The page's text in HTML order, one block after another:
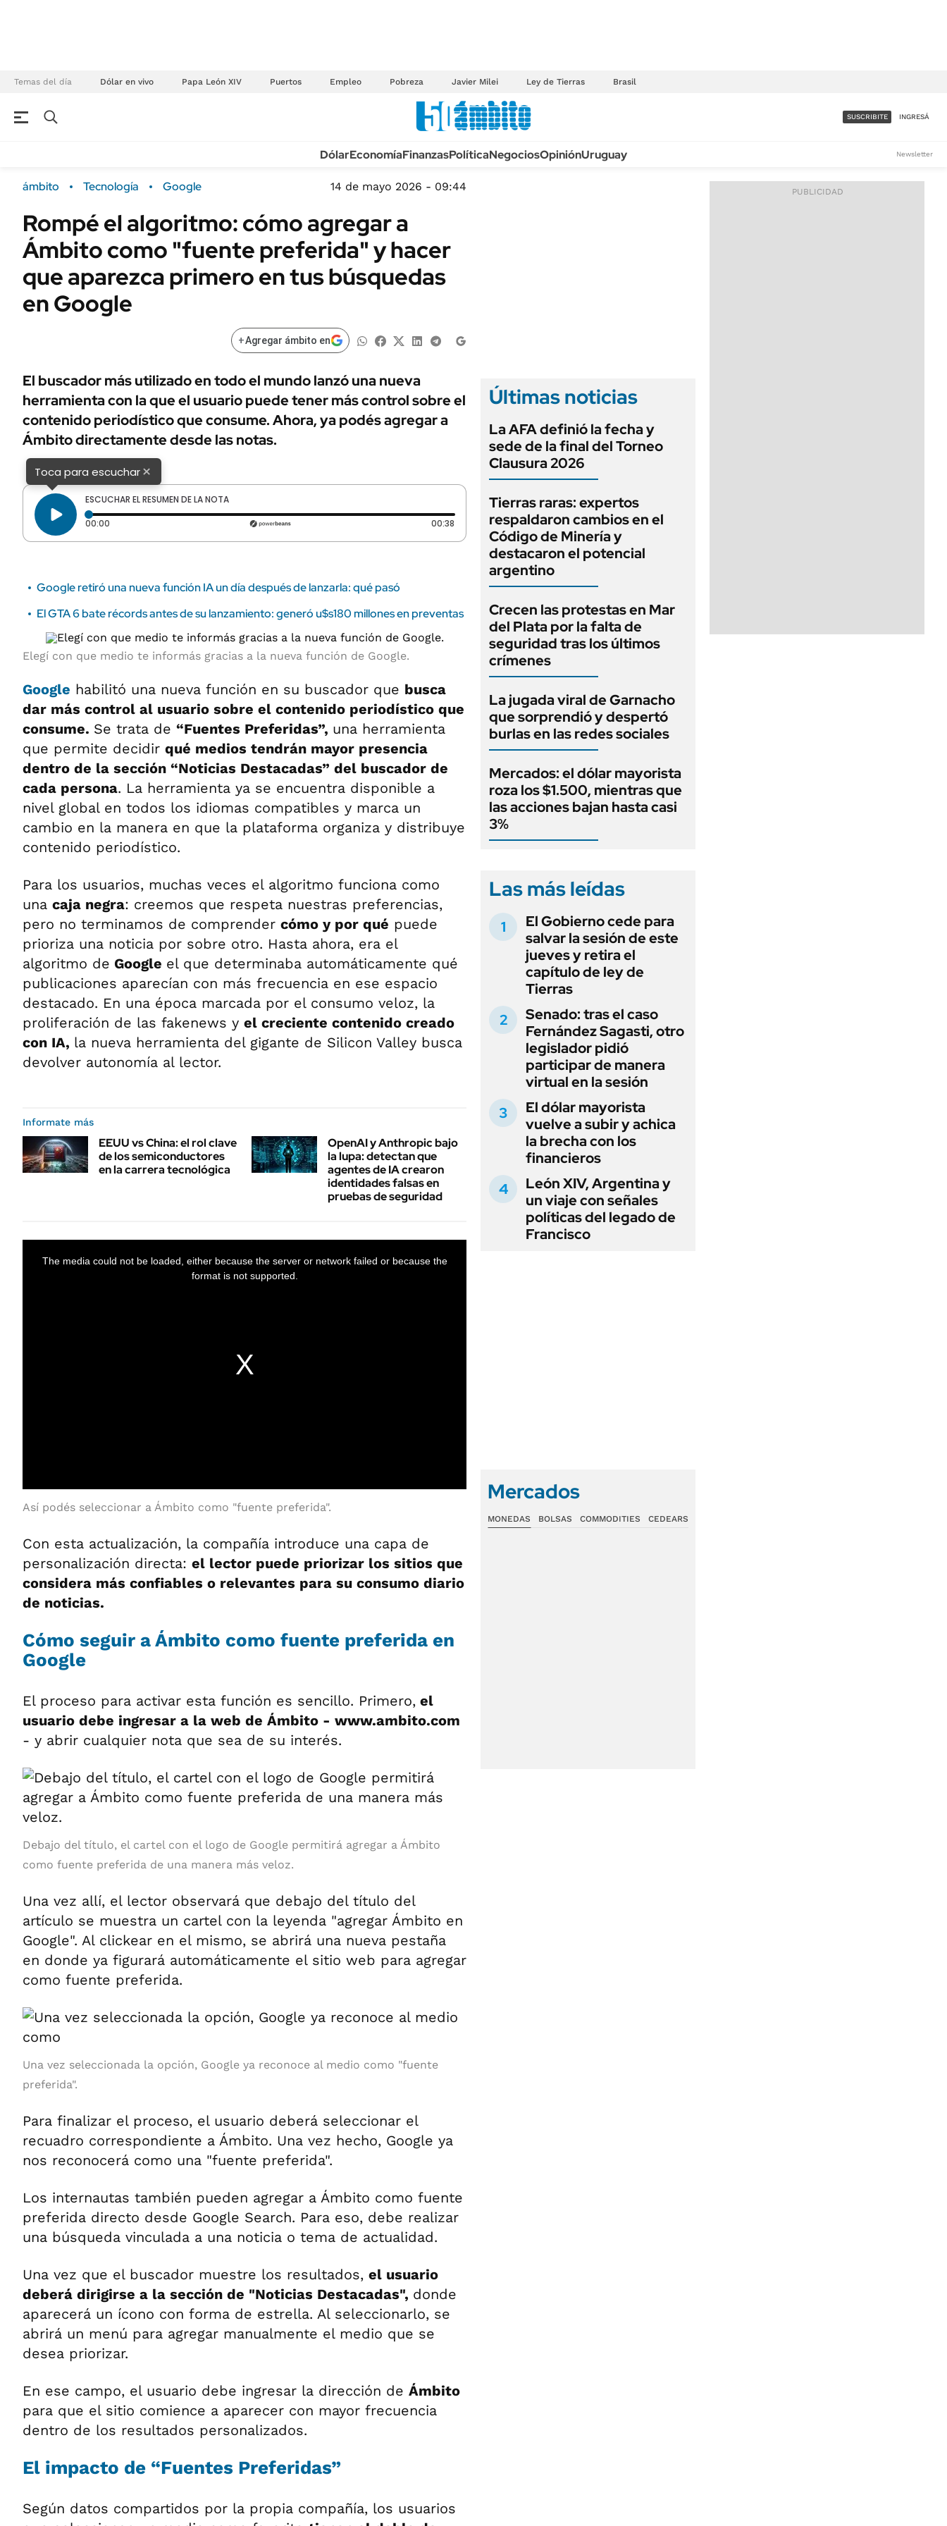
Temas del día Dólar en vivo Papa León XIV Puertos Empleo Pobreza Javier Milei Ley de Tierras Brasil
Campo
FINANZAS
Dólar
Mercados
Sustentabilidad
ENERGY REPORT
POLÍTICA
Municipios
TECNOLOGÍA
MÉXICO
MUNDO
INFORMACIÓN GENERAL
ESPECTÁCULOS
AUTOS
ACCESO FULL - $1.800/MES
SUSCRIBITE INGRESÁ
DólarEconomíaFinanzasPolíticaNegociosOpiniónUruguay Newsletter
ámbito Tecnología Google 14 de mayo 2026 - 09:44
Rompé el algoritmo: cómo agregar a
Ámbito como "fuente preferida" y hacer
que aparezca primero en tus búsquedas
en Google
+Agregar ámbito en
El buscador más utilizado en todo el mundo lanzó una nueva
herramienta con la que el usuario puede tener más control sobre el
contenido periodístico que consume. Ahora, ya podés agregar a
Ámbito directamente desde las notas.
Toca para escuchar×
ESCUCHAR EL RESUMEN DE LA NOTA
00:00 Tiempo transcurrido: 0 segundos 00:38Duración: 38 segundos
Google retiró una nueva función IA un día después de lanzarla: qué pasó
El GTA 6 bate récords antes de su lanzamiento: generó u$s180 millones en preventas
Elegí con que medio te informás gracias a la nueva función de Google.
Google habilitó una nueva función en su buscador que busca
dar más control al usuario sobre el contenido periodístico que
consume. Se trata de “Fuentes Preferidas”, una herramienta
que permite decidir qué medios tendrán mayor presencia
dentro de la sección “Noticias Destacadas” del buscador de
cada persona. La herramienta ya se encuentra disponible a
nivel global en todos los idiomas compatibles y marca un
cambio en la manera en que la plataforma organiza y distribuye
contenido periodístico.
Para los usuarios, muchas veces el algoritmo funciona como
una caja negra: creemos que respeta nuestras preferencias,
pero no terminamos de comprender cómo y por qué puede
prioriza una noticia por sobre otro. Hasta ahora, era el
algoritmo de Google el que determinaba automáticamente qué
publicaciones aparecían con más frecuencia en ese espacio
destacado. En una época marcada por el consumo veloz, la
proliferación de las fakenews y el creciente contenido creado
con IA, la nueva herramienta del gigante de Silicon Valley busca
devolver autonomía al lector.
Informate más
EEUU vs China: el rol clave
de los semiconductores
en la carrera tecnológica
OpenAI y Anthropic bajo
la lupa: detectan que
agentes de IA crearon
identidades falsas en
pruebas de seguridad
Así podés seleccionar a Ámbito como "fuente preferida".
Con esta actualización, la compañía introduce una capa de
personalización directa: el lector puede priorizar los sitios que
considera más confiables o relevantes para su consumo diario
de noticias.
Cómo seguir a Ámbito como fuente preferida en
Google
El proceso para activar esta función es sencillo. Primero, el
usuario debe ingresar a la web de Ámbito - www.ambito.com
- y abrir cualquier nota que sea de su interés.
Debajo del título, el cartel con el logo de Google permitirá agregar a Ámbito
como fuente preferida de una manera más veloz.
Una vez allí, el lector observará que debajo del título del
artículo se muestra un cartel con la leyenda "agregar Ámbito en
Google". Al clickear en el mismo, se abrirá una nueva pestaña
en donde ya figurará automáticamente el sitio web para agregar
como fuente preferida.
Una vez seleccionada la opción, Google ya reconoce al medio como "fuente
preferida".
Para finalizar el proceso, el usuario deberá seleccionar el
recuadro correspondiente a Ámbito. Una vez hecho, Google ya
nos reconocerá como una "fuente preferida".
Los internautas también pueden agregar a Ámbito como fuente
preferida directo desde Google Search. Para eso, debe realizar
una búsqueda vinculada a una noticia o tema de actualidad.
Una vez que el buscador muestre los resultados, el usuario
deberá dirigirse a la sección de "Noticias Destacadas", donde
aparecerá un ícono con forma de estrella. Al seleccionarlo, se
abrirá un menú para agregar manualmente el medio que se
desea priorizar.
En ese campo, el usuario debe ingresar la dirección de Ámbito
para que el sitio comience a aparecer con mayor frecuencia
dentro de los resultados personalizados.
El impacto de “Fuentes Preferidas”
Según datos compartidos por la propia compañía, los usuarios
Últimas noticias
La AFA definió la fecha y
sede de la final del Torneo
Clausura 2026
Tierras raras: expertos
respaldaron cambios en el
Código de Minería y
destacaron el potencial
argentino
Crecen las protestas en Mar
del Plata por la falta de
seguridad tras los últimos
crímenes
La jugada viral de Garnacho
que sorprendió y despertó
burlas en las redes sociales
Mercados: el dólar mayorista
roza los $1.500, mientras que
las acciones bajan hasta casi
3%
Las más leídas
El Gobierno cede para
salvar la sesión de este
jueves y retira el
capítulo de ley de
Tierras
Senado: tras el caso
Fernández Sagasti, otro
legislador pidió
participar de manera
virtual en la sesión
El dólar mayorista
vuelve a subir y achica
la brecha con los
financieros
León XIV, Argentina y
un viaje con señales
políticas del legado de
Francisco
Mercados
MONEDAS BOLSAS COMMODITIES CEDEARS